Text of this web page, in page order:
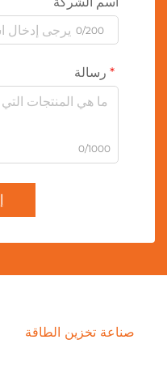
0/200
رسالة
0/1000
صناعة تخزين الطاقة